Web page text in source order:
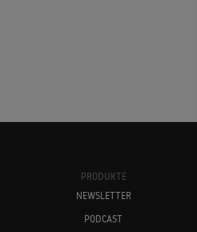
PRODUKTE
NEWSLETTER
PODCAST